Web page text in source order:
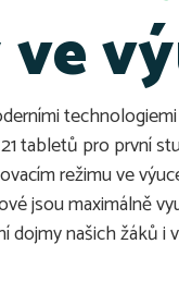
tabletů pro první
režimu ve
jsou maximálně
dojmy našich žáků